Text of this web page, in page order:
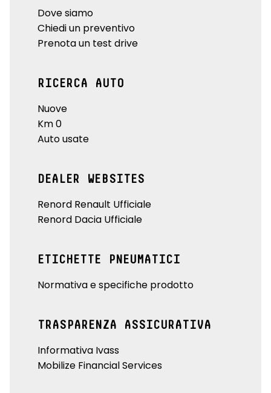
Dove siamo
Chiedi un preventivo
Prenota un test drive
RICERCA AUTO
Nuove
Km 0
Auto usate
DEALER WEBSITES
Renord Renault Ufficiale
Renord Dacia Ufficiale
ETICHETTE PNEUMATICI
Normativa e specifiche prodotto
TRASPARENZA ASSICURATIVA
Informativa Ivass
Mobilize Financial Services